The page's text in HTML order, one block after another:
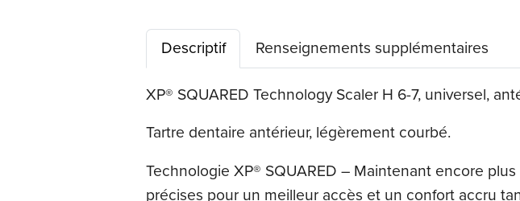
Descriptif
Renseignements supplémentaires
XP® SQUARED Technology Scaler H 6-7, universel,
Tartre dentaire antérieur, légèrement courbé.
Technologie XP® SQUARED – Maintenant encore
précises pour un meilleur accès et un confort accru